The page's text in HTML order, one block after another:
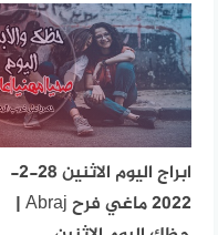
ابراج اليوم الاثنين 28-2-
2022 ماغي فرح Abraj |